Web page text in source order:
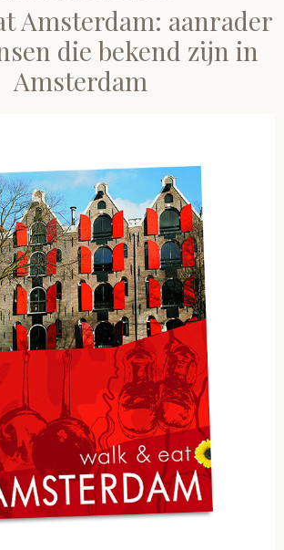
Amsterdam: aanrader
die bekend zijn in
Amsterdam